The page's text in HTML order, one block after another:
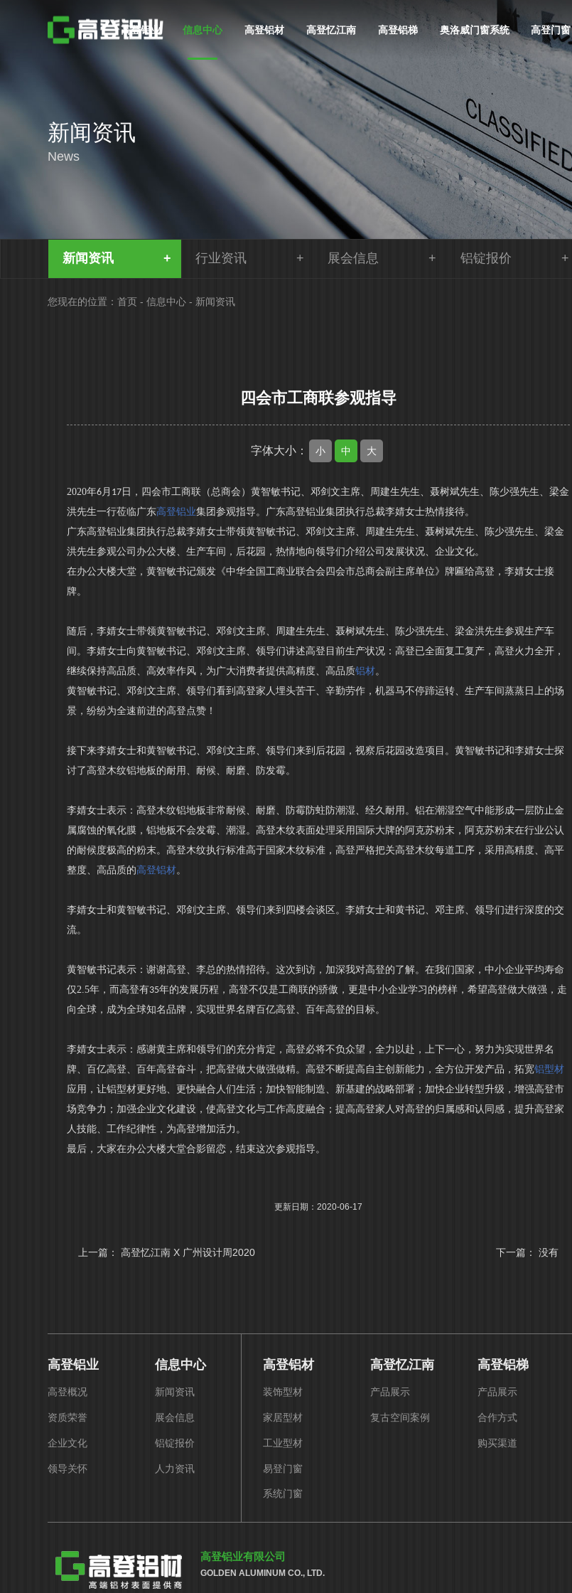
高登铝业 信息中心 高登铝材 高登忆江南 高登铝梯 奥洛威门窗系统 高登门窗
新闻资讯
News
新闻资讯 行业资讯 展会信息 铝锭报价
您现在的位置：首页 -信息中心 - 新闻资讯
四会市工商联参观指导
字体大小： 小 中 大
2020年6月 17 日，四会市工商联（总商会）黄智敏书记、邓剑文主席、周建生先生、聂树斌先生、陈少强先生、梁金
洪先生一行莅临广东高登铝业集团参观指导。广东高登铝业集团执行总裁李婧女士热情接待。
广东高登铝业集团执行总裁李婧女士带领黄智敏书记、邓剑文主席、周建生先生、聂树斌先生、陈少强先生、梁金
洪先生参观公司办公大楼、生产车间，后花园，热情地向领导们介绍公司发展状况、企业文化。
在办公大楼大堂，黄智敏书记颁发《中华全国工商业联合会四会市总商会副主席单位》牌匾给高登，李婧女士接
牌。
随后，李婧女士带领黄智敏书记、邓剑文主席、周建生先生、聂树斌先生、陈少强先生、梁金洪先生参观生产车
间。李婧女士向黄智敏书记、邓剑文主席、领导们讲述高登目前生产状况：高登已全面复工复产，高登火力全开，
继续保持高品质、高效率作风，为广大消费者提供高精度、高品质铝材。
黄智敏书记、邓剑文主席、领导们看到高登家人埋头苦干、辛勤劳作，机器马不停蹄运转、生产车间蒸蒸日上的场
景，纷纷为全速前进的高登点赞！
接下来李婧女士和黄智敏书记、邓剑文主席、领导们来到后花园，视察后花园改造项目。黄智敏书记和李婧女士探
讨了高登木纹铝地板的耐用、耐候、耐磨、防发霉。
李婧女士表示：高登木纹铝地板非常耐候、耐磨、防霉防蛀防潮湿、经久耐用。铝在潮湿空气中能形成一层防止金
属腐蚀的氧化膜，铝地板不会发霉、潮湿。高登木纹表面处理采用国际大牌的阿克苏粉末，阿克苏粉末在行业公认
的耐候度极高的粉末。高登木纹执行标准高于国家木纹标准，高登严格把关高登木纹每道工序，采用高精度、高平
整度、高品质的高登铝材。
李婧女士和黄智敏书记、邓剑文主席、领导们来到四楼会谈区。李婧女士和黄书记、邓主席、领导们进行深度的交
流。
黄智敏书记表示：谢谢高登、李总的热情招待。这次到访，加深我对高登的了解。在我们国家，中小企业平均寿命
仅2.5年，而高登有35年的发展历程，高登不仅是工商联的骄傲，更是中小企业学习的榜样，希望高登做大做强，走
向全球，成为全球知名品牌，实现世界名牌百亿高登、百年高登的 目标。
李婧女士表示：感谢黄主席和领导们的充分肯定，高登必将不负众望，全力以赴，上下一心，努力为实现世界名
牌、百亿高登、百年高登奋斗，把高登做大做强做精。高登不断提高自主创新能力，全方位开发产品，拓宽铝型材
应用，让铝型材更好地、更快融合人们生活；加快智能制造、新基建的战略部署；加快企业转型升级，增强高登市
场竞争力；加强企业文化建设，使高登文化与工作高度融合；提高高登家人对高登的归属感和认同感，提升高登家
人技能、工作纪律性，为高登增加活力。
最后，大家在办公大楼大堂合影留恋，结束这次参观指导。
更新日期：2020-06-17
上一篇：高登忆江南 X 广州设计周2020 下一篇： 没有
高登铝业
高登概况
资质荣誉
企业文化
领导关怀
信息中心
新闻资讯
展会信息
铝锭报价
人力资讯
高登铝材
装饰型材
家居型材
工业型材
易登门窗
系统门窗
高登忆江南
产品展示
复古空间案例
高登铝梯
产品展示
合作方式
购买渠道
高登铝业有限公司
GOLDEN ALUMINUM CO., LTD.